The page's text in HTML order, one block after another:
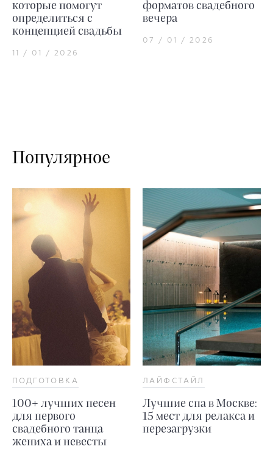
которые помогут
определиться с
концепцией свадьбы
11 / 01 / 2026
форматов свадебного
вечера
07 / 01 / 2026
Популярное
ПОДГОТОВКА
100+ лучших песен
для первого
свадебного танца
жениха и невесты
ЛАЙФСТАЙЛ
Лучшие спа в Москве:
15 мест для релакса и
перезагрузки